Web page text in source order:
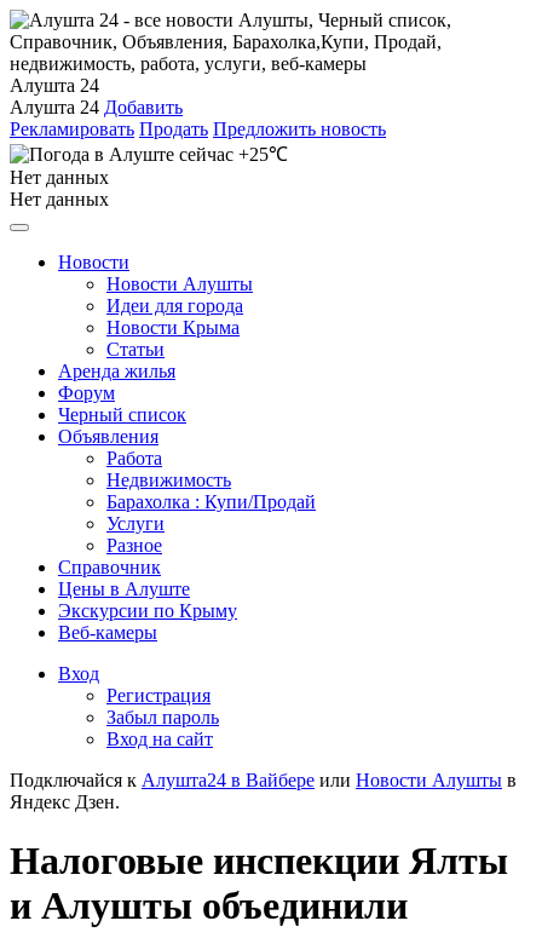
Алушта 24
Алушта 24 Добавить
Рекламировать Продать Предложить новость
+25℃
Нет данных
Нет данных
Новости
Новости Алушты
Идеи для города
Новости Крыма
Статьи
Аренда жилья
Форум
Черный список
Объявления
Работа
Недвижимость
Барахолка : Купи/Продай
Услуги
Разное
Справочник
Цены в Алуште
Экскурсии по Крыму
Веб-камеры
Вход
Регистрация
Забыл пароль
Вход на сайт
Подключайся к Алушта24 в Вайбере или Новости Алушты в
Яндекс Дзен.
Налоговые инспекции Ялты
и Алушты объединили